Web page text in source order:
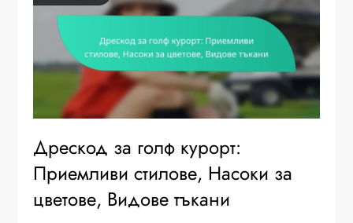
Дрескод за голф курорт:
Приемливи стилове, Насоки за
цветове, Видове тъкани